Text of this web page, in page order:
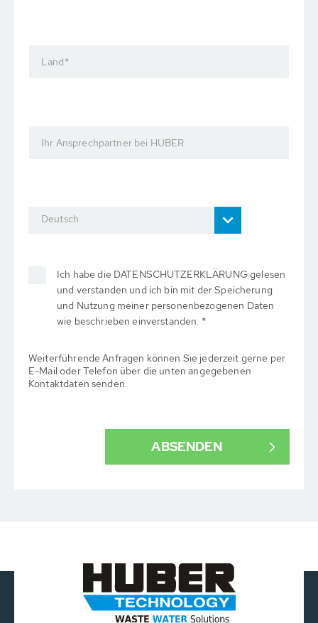
Land*
Ihr Ansprechpartner bei HUBER
Deutsch
Ich habe die DATENSCHUTZERKLÄRUNG gelesen
und verstanden und ich bin mit der Speicherung
und Nutzung meiner personenbezogenen Daten
wie beschrieben einverstanden. *
Weiterführende Anfragen können Sie jederzeit gerne per
E-Mail oder Telefon über die unten angegebenen
Kontaktdaten senden.
ABSENDEN